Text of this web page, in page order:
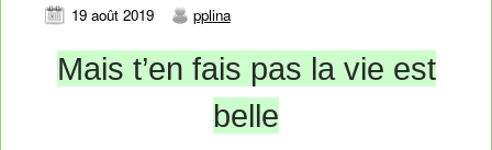
19 août 2019 pplina
Mais t’en fais pas la vie est
belle